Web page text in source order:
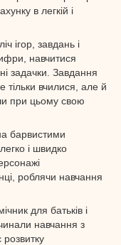
в легкій і
ігор, завдань і
навчитися
задачки. Завдання
вчилися, але й
при цьому свою
барвистими
і швидко
роблячи навчання
для батьків і
навчання з